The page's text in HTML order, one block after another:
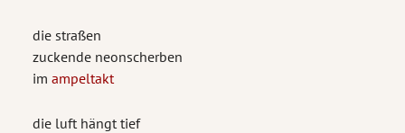
die straßen
zuckende neonscherben
im ampeltakt
die luft hängt tief